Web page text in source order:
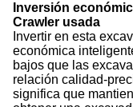
Inversión
Crawler usada
Invertir en esta
económica
bajos que las
relación calidad-
significa que